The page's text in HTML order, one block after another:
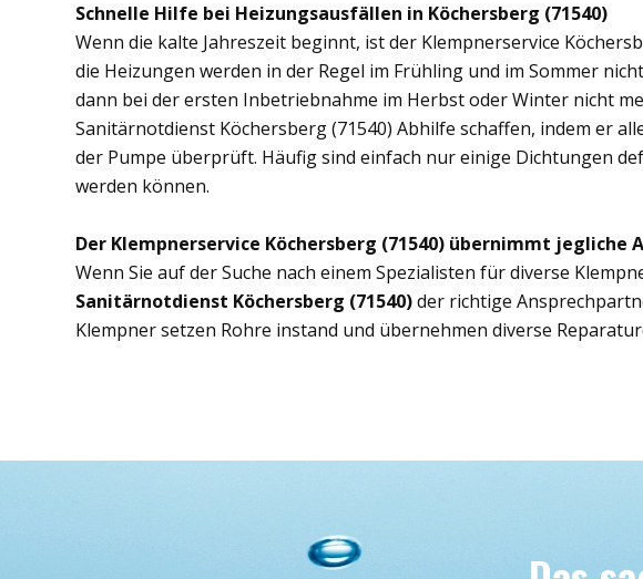
Schnelle Hilfe bei Heizungsausfällen in Köchersberg (71540)
Wenn die kalte Jahreszeit beginnt, ist der Klempnerservice
die Heizungen werden in der Regel im Frühling und im Sommer
dann bei der ersten Inbetriebnahme im Herbst oder Winter nicht
Sanitärnotdienst Köchersberg (71540) Abhilfe schaffen, indem er
der Pumpe überprüft. Häufig sind einfach nur einige Dichtungen
werden können.
Der Klempnerservice Köchersberg (71540) übernimmt jegliche
Wenn Sie auf der Suche nach einem Spezialisten für diverse
Sanitärnotdienst Köchersberg (71540)der richtige
Klempner setzen Rohre instand und übernehmen diverse